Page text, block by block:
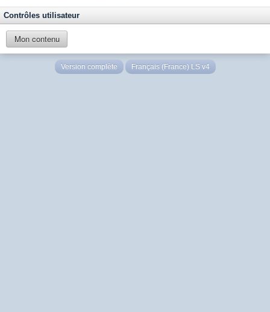
Contrôles utilisateur
Mon contenu
Version complète Français (France) LS v4